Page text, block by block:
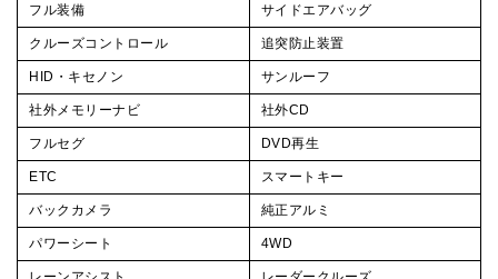
フル装備 サイドエアバッグ
クルーズコントロール 追突防止装置
HID・キセノン サンルーフ
社外メモリーナビ 社外CD
フルセグ DVD再生
ETC スマートキー
バックカメラ 純正アルミ
パワーシート 4WD